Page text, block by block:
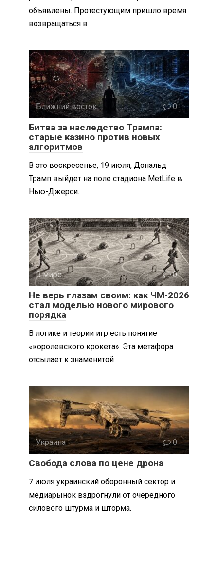
объявлены. Протестующим пришло время
возвращаться в
Ближний восток 0
Битва за наследство Трампа:
старые казино против новых
алгоритмов
В это воскресенье, 19 июля, Дональд
Трамп выйдет на поле стадиона MetLife в
Нью-Джерси.
В мире 0
Не верь глазам своим: как ЧМ-2026
стал моделью нового мирового
порядка
В логике и теории игр есть понятие
«королевского крокета». Эта метафора
отсылает к знаменитой
Украина 0
Свобода слова по цене дрона
7 июля украинский оборонный сектор и
медиарынок вздрогнули от очередного
силового штурма и шторма.